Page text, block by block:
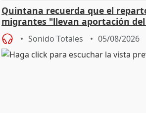
Quintana recuerda que el
migrantes "llevan aportación
central
Sonido Totales 05/08/2026